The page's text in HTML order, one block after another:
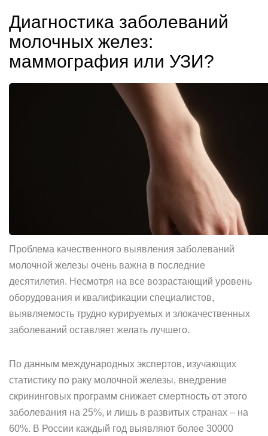
Диагностика заболеваний
молочных желез:
маммография или УЗИ?
Проблема качественного выявления заболеваний
молочной железы очень важна в последние
десятилетия. Несмотря на все возрастающий уровень
оборудования и квалификации специалистов,
выявляемость трудно курируемых и злокачественных
заболеваний оставляет желать лучшего.
По данным международных экспертов, изучающих
статистику по раку молочной железы, внедрение
скрининговых программ снижает смертность от этого
заболевания на 25%, и лишь в развитых странах – на
60%. В России каждый год выявляют более 30000